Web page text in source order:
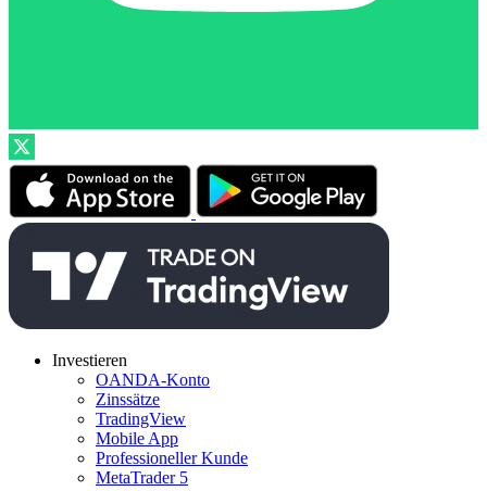
Investieren
OANDA-Konto
Zinssätze
TradingView
Mobile App
Professioneller Kunde
MetaTrader 5